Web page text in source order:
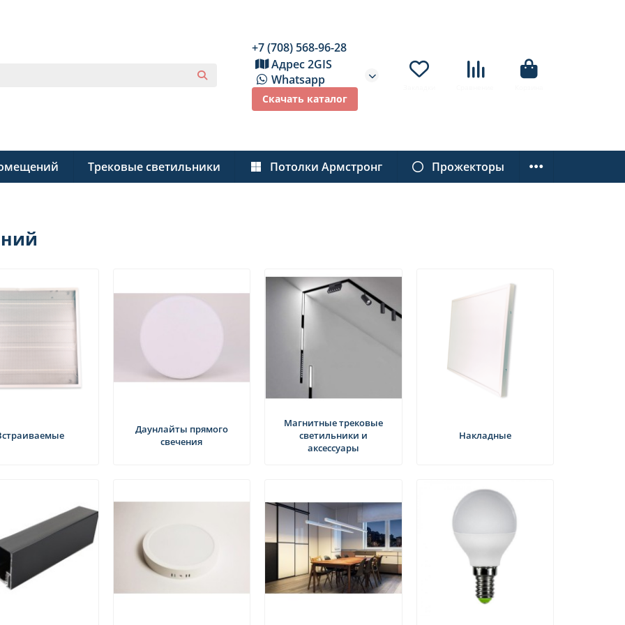
+7 (708) 568-96-28
Адрес 2GIS
Whatsapp
Скачать каталог
Трековые светильники Потолки Армстронг Прожекторы
Даунлайты прямого
свечения
Магнитные трековые
светильники и
аксессуары
Накладные